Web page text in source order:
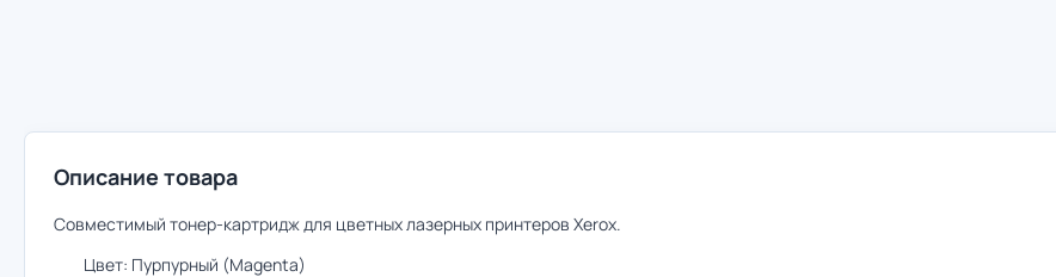
Описание товара
Совместимый тонер-картридж для цветных лазерных принтеров Xerox.
Цвет: Пурпурный (Magenta)